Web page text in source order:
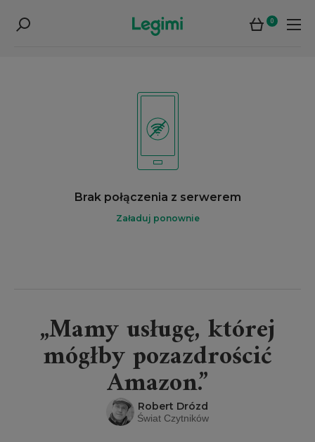
0
Brak połączenia z serwerem
Załaduj ponownie
„Mamy usługę, której
mógłby pozazdrościć
Amazon.”
Robert Drózd
Świat Czytników